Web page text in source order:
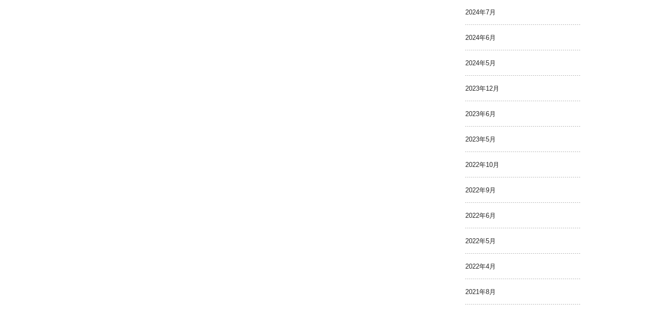
2024年7月
2024年6月
2024年5月
2023年12月
2023年6月
2023年5月
2022年10月
2022年9月
2022年6月
2022年5月
2022年4月
2021年8月